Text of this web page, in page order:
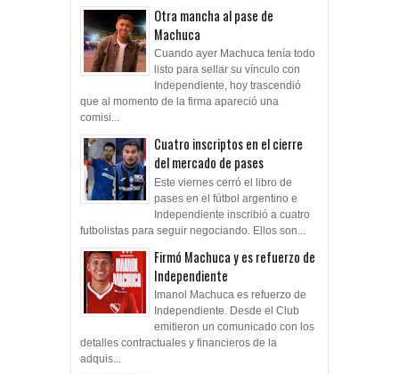
Otra mancha al pase de
Machuca
Cuando ayer Machuca tenía todo
listo para sellar su vínculo con
Independiente, hoy trascendió
que al momento de la firma apareció una
comisi...
Cuatro inscriptos en el cierre
del mercado de pases
Este viernes cerró el libro de
pases en el fútbol argentino e
Independiente inscribió a cuatro
futbolistas para seguir negociando. Ellos son...
Firmó Machuca y es refuerzo de
Independiente
Imanol Machuca es refuerzo de
Independiente. Desde el Club
emitieron un comunicado con los
detalles contractuales y financieros de la
adquis...